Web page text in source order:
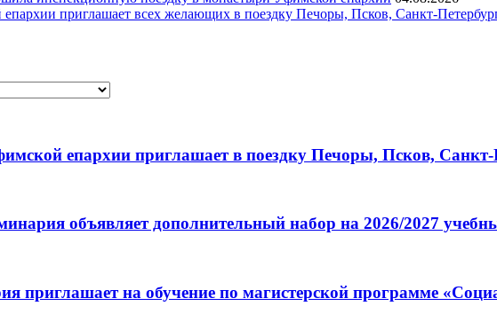
приглашает всех желающих в поездку Печоры, Псков, Санкт-
епархии приглашает в поездку Печоры, Псков, Санкт-
объявляет дополнительный набор на 2026/2027
приглашает на обучение по магистерской программе